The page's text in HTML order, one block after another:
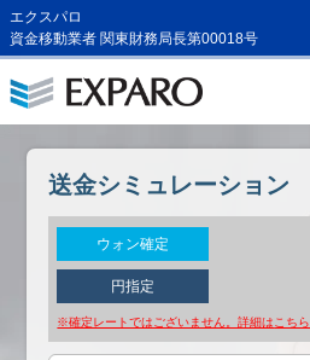
エクスパロ
資金移動業者 関東財務局長第00018号
送金シミュレーション
ウォン確定
円指定
※確定レートではございません。詳細は こちら